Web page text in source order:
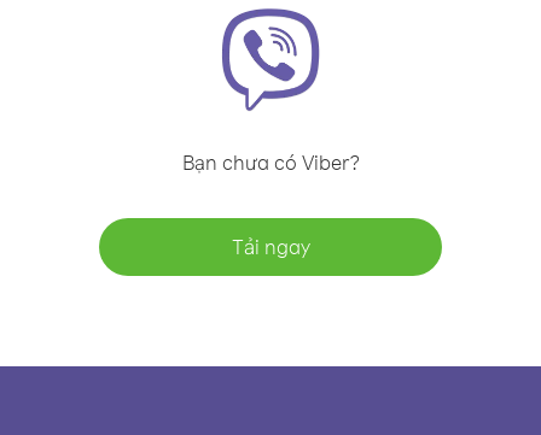
Bạn chưa có Viber?
Tải ngay